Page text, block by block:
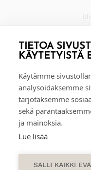
TIETOA
KÄYTETYISTÄ
Käytämme
analysoidaksemme
tarjotaksemme
sekä
ja mainoksia.
Lue lisää
SALLI KAIKKI